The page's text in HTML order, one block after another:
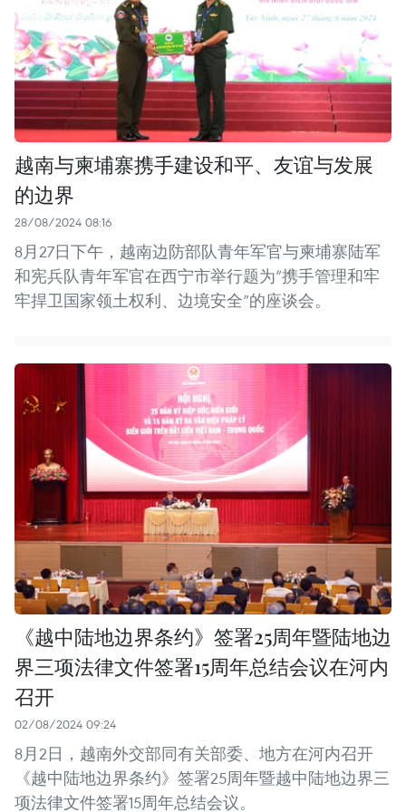
越南与柬埔寨携手建设和平、友谊与发展
的边界
28/08/2024 08:16
8月27日下午，越南边防部队青年军官与柬埔寨陆军
和宪兵队青年军官在西宁市举行题为“携手管理和牢
牢捍卫国家领土权利、边境安全”的座谈会。
《越中陆地边界条约》签署25周年暨陆地边
界三项法律文件签署15周年总结会议在河内
召开
02/08/2024 09:24
8月2日，越南外交部同有关部委、地方在河内召开
《越中陆地边界条约》签署25周年暨越中陆地边界三
项法律文件签署15周年总结会议。